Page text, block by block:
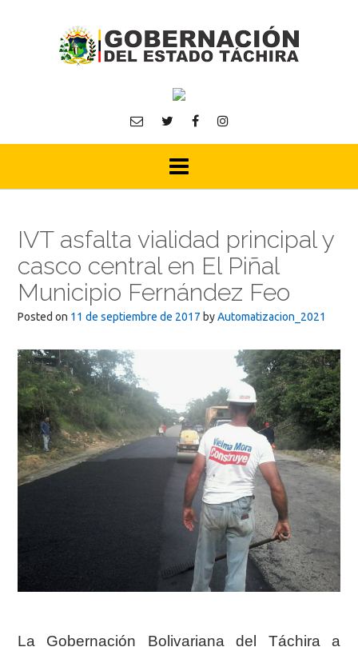
IVT asfalta vialidad principal y
casco central en El Piñal
Municipio Fernández Feo
Posted on 11 de septiembre de 2017 byAutomatizacion_2021
La Gobernación Bolivariana del Táchira a